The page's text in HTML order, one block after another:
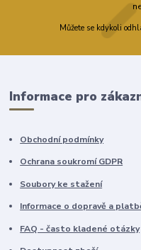
Můžete se kdykoli
Informace pro
Obchodní podmínky
Ochrana soukromí GDPR
Soubory ke stažení
Informace o dopravě a
FAQ - často kladené otázky